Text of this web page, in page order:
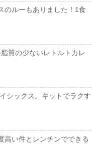
のルーもありました！1食
質の少ないレトルトカレ
シックス。キットでラクす
高い件とレンチンでできる